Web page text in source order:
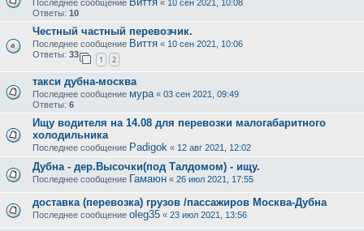
Последнее сообщение « 10 сен 2021, 10:08
Ответы: 10
Честный частный перевозчик.
Последнее сообщение Виття « 10 сен 2021, 10:06
Ответы: 33
1 2
такси дубна-москва
Последнее сообщение мура« 03 сен 2021, 09:49
Ответы: 6
Ищу водителя на 14.08 для перевозки малогабаритного
холодильника
Последнее сообщение Padigok « 12 авг 2021, 12:02
Дубна - дер.Высочки(под Талдомом) - ищу.
Последнее сообщение Гамаюн « 26 июл 2021, 17:55
доставка (перевозка) грузов /пассажиров Москва-Дубна
Последнее сообщение oleg35 « 23 июл 2021, 13:56